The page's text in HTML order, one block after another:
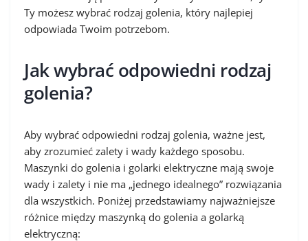
Ty możesz wybrać rodzaj golenia, który najlepiej
odpowiada Twoim potrzebom.
Jak wybrać odpowiedni rodzaj
golenia?
Aby wybrać odpowiedni rodzaj golenia, ważne jest,
aby zrozumieć zalety i wady każdego sposobu.
Maszynki do golenia i golarki elektryczne mają swoje
wady i zalety i nie ma „jednego idealnego” rozwiązania
dla wszystkich. Poniżej przedstawiamy najważniejsze
różnice między maszynką do golenia a golarką
elektryczną: